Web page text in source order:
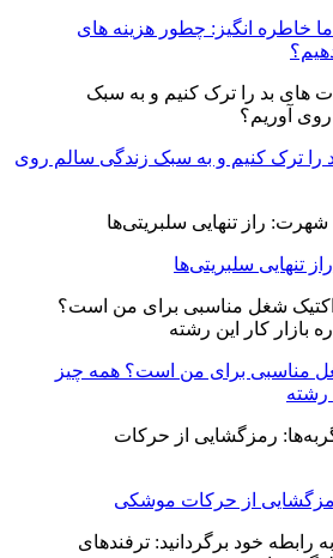
خاطره انگیز: چطور هزینه های
را ترک کنیم و به سبک زندگی سالم روی
تنهایی سلبریتی‌ها
شغل مناسبی برای من است؟ همه چیز
رشته
از حرکات موشکی